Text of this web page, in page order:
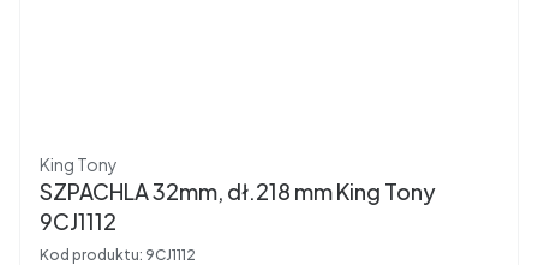
Producent
King Tony
SZPACHLA 32mm, dł.218 mm King Tony
9CJ1112
Kod produktu: 9CJ1112